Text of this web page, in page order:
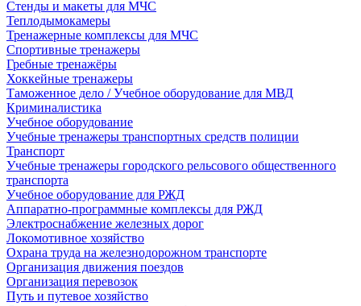
Стенды и макеты для МЧС
Теплодымокамеры
Тренажерные комплексы для МЧС
Спортивные тренажеры
Гребные тренажёры
Хоккейные тренажеры
Таможенное дело / Учебное оборудование для МВД
Криминалистика
Учебное оборудование
Учебные тренажеры транспортных средств полиции
Транспорт
Учебные тренажеры городского рельсового общественного
транспорта
Учебное оборудование для РЖД
Аппаратно-программные комплексы для РЖД
Электроснабжение железных дорог
Локомотивное хозяйство
Охрана труда на железнодорожном транспорте
Организация движения поездов
Организация перевозок
Путь и путевое хозяйство